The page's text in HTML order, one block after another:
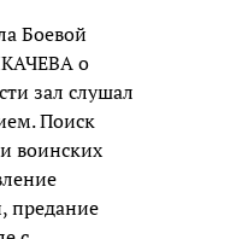
Боевой
о
зал слушал
Поиск
воинских
предание